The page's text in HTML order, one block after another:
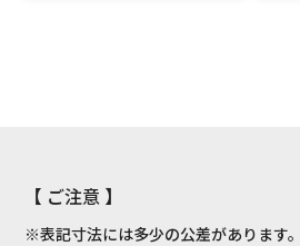
【 ご注意 】
※表記寸法には多少の公差があります